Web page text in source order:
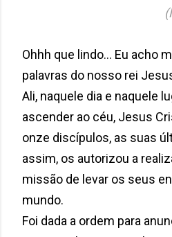
Ohhh que lindo... Eu acho
palavras do nosso rei
Ali, naquele dia e naquele
ascender ao céu, Jesus
onze discípulos, as suas
assim, os autorizou a
missão de levar os seus
mundo.
Foi dada a ordem para